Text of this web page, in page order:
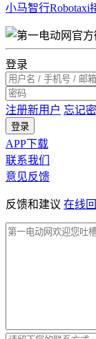
小马智行Robotaxi
登录
注册新用户 忘记
登录
APP下载
联系我们
意见反馈
反馈和建议 在线